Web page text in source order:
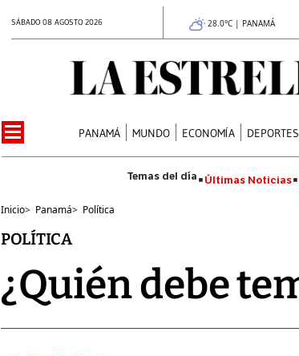
SÁBADO 08 AGOSTO 2026 28.0°C | PANAMÁ
PANAMÁ MUNDO ECONOMÍA DEPORTES
Últimas Noticias
Inicio> Panamá> Política
POLÍTICA
¿Quién debe